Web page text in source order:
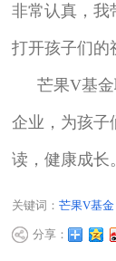
非常认真，我
打开孩子们的
芒果V基
企业，为孩子
读，健康成长
关键词：芒果V基金
分享：